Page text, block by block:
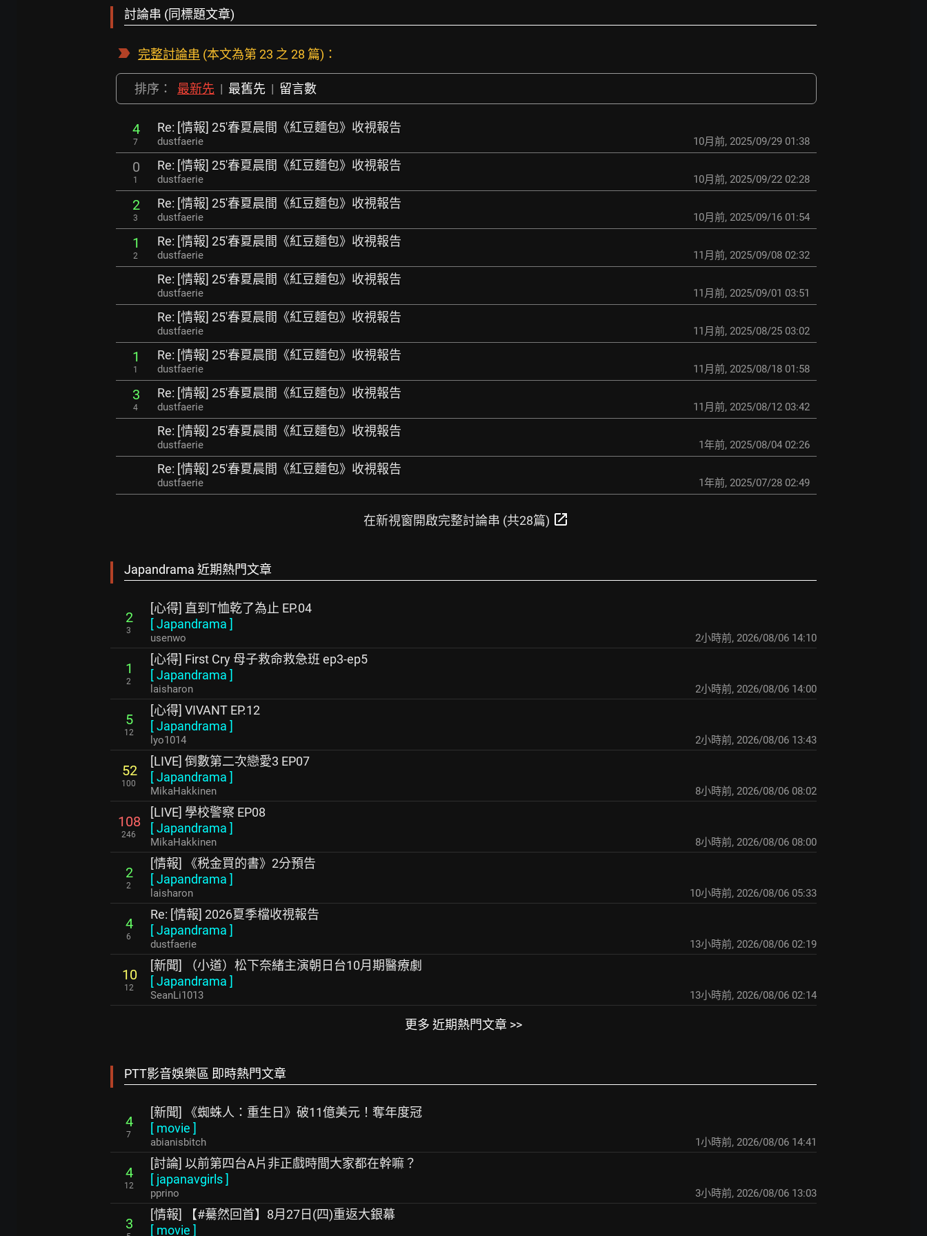
討論串 (同標題文章)
完整討論串 (本文為第 23 之 28 篇)：
排序： 最新先 | 最舊先 | 留言數
4
7
Re: [情報] 25'春夏晨間《紅豆麵包》收視報告
dustfaerie 10月前, 2025/09/29 01:38
0
1
Re: [情報] 25'春夏晨間《紅豆麵包》收視報告
dustfaerie 10月前, 2025/09/22 02:28
2
3
Re: [情報] 25'春夏晨間《紅豆麵包》收視報告
dustfaerie 10月前, 2025/09/16 01:54
1
2
Re: [情報] 25'春夏晨間《紅豆麵包》收視報告
dustfaerie 11月前, 2025/09/08 02:32
Re: [情報] 25'春夏晨間《紅豆麵包》收視報告
dustfaerie 11月前, 2025/09/01 03:51
Re: [情報] 25'春夏晨間《紅豆麵包》收視報告
dustfaerie 11月前, 2025/08/25 03:02
1
1
Re: [情報] 25'春夏晨間《紅豆麵包》收視報告
dustfaerie 11月前, 2025/08/18 01:58
3
4
Re: [情報] 25'春夏晨間《紅豆麵包》收視報告
dustfaerie 11月前, 2025/08/12 03:42
Re: [情報] 25'春夏晨間《紅豆麵包》收視報告
dustfaerie 1年前, 2025/08/04 02:26
Re: [情報] 25'春夏晨間《紅豆麵包》收視報告
dustfaerie 1年前, 2025/07/28 02:49
在新視窗開啟完整討論串 (共28篇) open_in_new
Japandrama 近期熱門文章
2
3
[心得] 直到T恤乾了為止 EP.04
[Japandrama ]
usenwo 2小時前, 2026/08/06 14:10
1
2
[心得] First Cry 母子救命救急班 ep3-ep5
[Japandrama ]
laisharon 2小時前, 2026/08/06 14:00
5
12
[心得] VIVANT EP.12
[Japandrama ]
lyo1014 2小時前, 2026/08/06 13:43
52
100
[LIVE] 倒數第二次戀愛3 EP07
[Japandrama ]
MikaHakkinen 8小時前, 2026/08/06 08:02
108
246
[LIVE] 學校警察 EP08
[Japandrama ]
MikaHakkinen 8小時前, 2026/08/06 08:00
2
2
[情報] 《税金買的書》2分預告
[Japandrama ]
laisharon 10小時前, 2026/08/06 05:33
4
6
Re: [情報] 2026夏季檔收視報告
[Japandrama ]
dustfaerie 13小時前, 2026/08/06 02:19
10
12
[新聞] （小道）松下奈緒主演朝日台10月期醫療劇
[Japandrama ]
SeanLi1013 14小時前, 2026/08/06 02:14
更多 近期熱門文章 >>
PTT影音娛樂區 即時熱門文章
4
7
[新聞] 《蜘蛛人：重生日》破11億美元！奪年度冠
[ movie ]
abianisbitch 1小時前, 2026/08/06 14:41
4
12
[討論] 以前第四台A片非正戲時間大家都在幹嘛？
[ japanavgirls]
pprino 3小時前, 2026/08/06 13:03
3
[情報] 【#驀然回首】8月27日(四)重返大銀幕
[ movie ]